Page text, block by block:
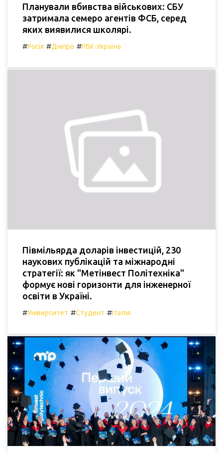
Планували вбивства військових: СБУ
затримала семеро агентів ФСБ, серед
яких виявилися школярі.
#Росія #Дніпро #РБК-Україна
Півмільярда доларів інвестицій, 230
наукових публікацій та міжнародні
стратегії: як "Метінвест Політехніка"
формує нові горизонти для інженерної
освіти в Україні.
#Університет #Студент #Італія